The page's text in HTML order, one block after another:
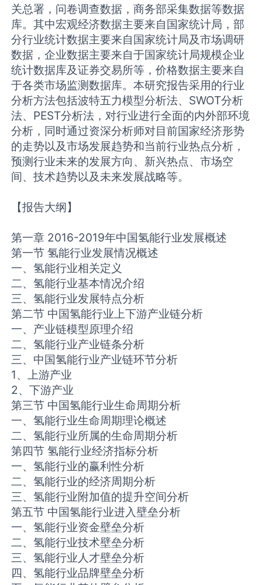
关总署，问卷调查数据，商务部采集数据等数据
库。其中宏观经济数据主要来自国家统计局，部
分行业统计数据主要来自国家统计局及市场调研
数据，企业数据主要来自于国家统计局规模企业
统计数据库及证券交易所等，价格数据主要来自
于各类市场监测数据库。本研究报告采用的行业
分析方法包括波特五力模型分析法、SWOT分析
法、PEST分析法，对行业进行全面的内外部环境
分析，同时通过资深分析师对目前国家经济形势
的走势以及市场发展趋势和当前行业热点分析，
预测行业未来的发展方向、新兴热点、市场空
间、技术趋势以及未来发展战略等。
【报告大纲】
第一章 2016-2019年中国氢能行业发展概述
第一节 氢能行业发展情况概述
一、氢能行业相关定义
二、氢能行业基本情况介绍
三、氢能行业发展特点分析
第二节 中国氢能行业上下游产业链分析
一、产业链模型原理介绍
二、氢能行业产业链条分析
三、中国氢能行业产业链环节分析
1、上游产业
2、下游产业
第三节 中国氢能行业生命周期分析
一、氢能行业生命周期理论概述
二、氢能行业所属的生命周期分析
第四节 氢能行业经济指标分析
一、氢能行业的赢利性分析
二、氢能行业的经济周期分析
三、氢能行业附加值的提升空间分析
第五节 中国氢能行业进入壁垒分析
一、氢能行业资金壁垒分析
二、氢能行业技术壁垒分析
三、氢能行业人才壁垒分析
四、氢能行业品牌壁垒分析